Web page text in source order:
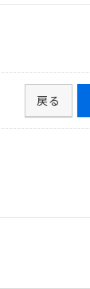
戻る